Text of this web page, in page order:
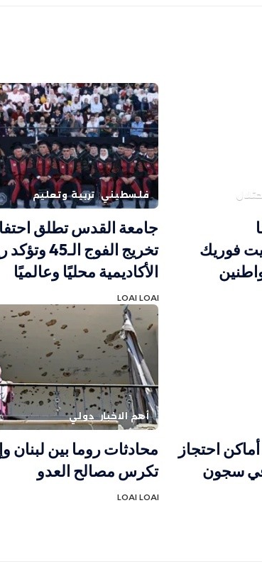
فوريك
فلسطيني تربية وتعليم
جامعة القدس تطلق
تخريج الفوج
الأكاديمية محليًا وعالميًا
LOAI LOAI
احتجاز
في سجون
أهم الاخبار دولي
محادثات روما بين لبنان
تكرس مصالح العدو
LOAI LOAI